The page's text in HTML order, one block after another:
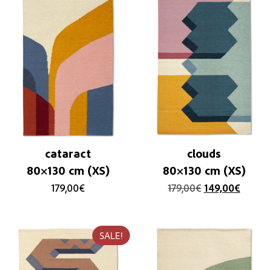
cataract
80×130 cm (XS)
179,00€
clouds
80×130 cm (XS)
179,00€ 149,00€
SALE!